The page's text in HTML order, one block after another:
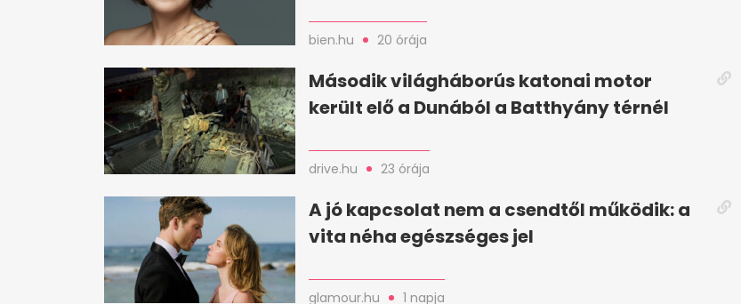
bien.hu 20 órája
Második világháborús katonai motor
került elő a Dunából a Batthyány térnél
drive.hu 23 órája
A jó kapcsolat nem a csendtől működik: a
vita néha egészséges jel
glamour.hu 1 napja